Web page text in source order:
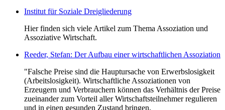
Institut für Soziale Dreigliederung
Hier finden sich viele Artikel zum Thema Assoziation und
Assoziative Wirtschaft.
Reeder, Stefan: Der Aufbau einer wirtschaftlichen Assoziation
"Falsche Preise sind die Hauptursache von Erwerbslosigkeit
(Arbeitslosigkeit). Wirtschaftliche Assoziationen von
Erzeugern und Verbrauchern können das Verhältnis der Preise
zueinander zum Vorteil aller Wirtschaftsteilnehmer regulieren
und in einen gesunden Zustand bringen.